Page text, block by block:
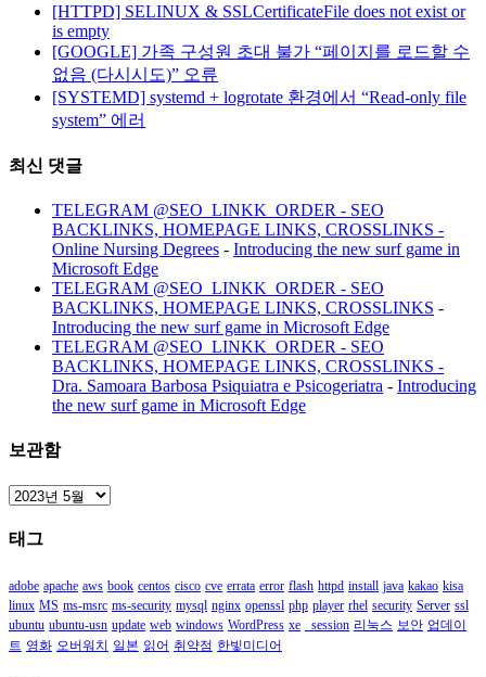
[HTTPD] SELINUX & SSLCertificateFile does not exist or
is empty
[GOOGLE] 가족 구성원 초대 불가 “페이지를 로드할 수
없음 (다시시도)” 오류
[SYSTEMD] systemd + logrotate 환경에서 “Read-only file
system” 에러
최신 댓글
TELEGRAM @SEO_LINKK_ORDER - SEO
BACKLINKS, HOMEPAGE LINKS, CROSSLINKS -
Online Nursing Degrees - Introducing the new surf game in
Microsoft Edge
TELEGRAM @SEO_LINKK_ORDER - SEO
BACKLINKS, HOMEPAGE LINKS, CROSSLINKS -
Introducing the new surf game in Microsoft Edge
TELEGRAM @SEO_LINKK_ORDER - SEO
BACKLINKS, HOMEPAGE LINKS, CROSSLINKS -
Dra. Samoara Barbosa Psiquiatra e Psicogeriatra - Introducing
the new surf game in Microsoft Edge
보관함
보
함
태그
adobe apache aws book centos cisco cve errata error flash httpd install java kakao kisa
linux MS ms-msrc ms-security mysql nginx openssl php player rhel security Server ssl
ubuntu ubuntu-usn update web windows WordPress xe _session 리눅스 보안 업데이
트 영화 오버워치 일본 읽어 취약점 한빛미디어